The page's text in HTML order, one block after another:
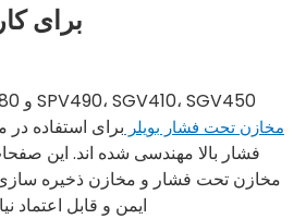
برای
SPV490، SGV410، SGV450 و SGV480
مخازن تحت فشار بویلر برای استفاده در
فشار بالا مهندسی شده اند. این
مخازن تحت فشار و مخازن ذخیره سازی
ایمن و قابل اعتماد